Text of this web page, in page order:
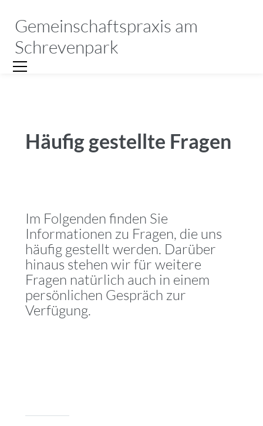
Gemeinschaftspraxis am
Schrevenpark
Häufig gestellte Fragen
Im Folgenden finden Sie
Informationen zu Fragen, die uns
häufig gestellt werden. Darüber
hinaus stehen wir für weitere
Fragen natürlich auch in einem
persönlichen Gespräch zur
Verfügung.